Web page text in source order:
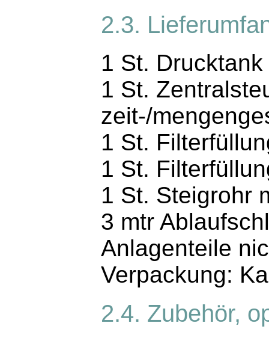
2.3.
1 St. Drucktank
1 St.
zeit-/
1 St.
1 St.
1 St. Steigrohr
3 mtr
Anlagenteile
Verpackung:
2.4. Zubehör,